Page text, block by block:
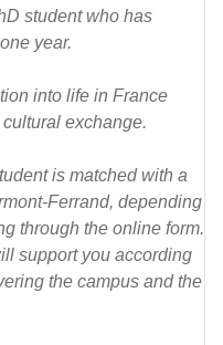
student who has
year.
into life in France
exchange.
is matched with a
Ferrand, depending
through the online form.
support you according
the campus and the